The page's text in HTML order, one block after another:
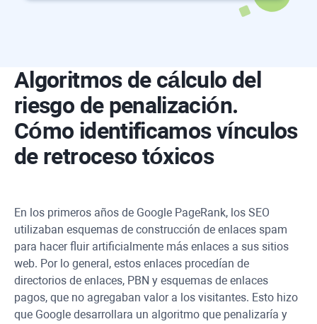
Algoritmos de cálculo del
riesgo de penalización.
Cómo identificamos vínculos
de retroceso tóxicos
En los primeros años de Google PageRank, los SEO
utilizaban esquemas de construcción de enlaces spam
para hacer fluir artificialmente más enlaces a sus sitios
web. Por lo general, estos enlaces procedían de
directorios de enlaces, PBN y esquemas de enlaces
pagos, que no agregaban valor a los visitantes. Esto hizo
que Google desarrollara un algoritmo que penalizaría y